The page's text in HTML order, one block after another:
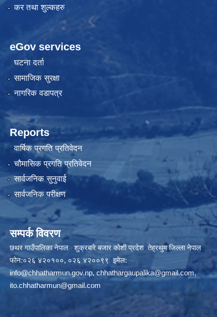
कर तथा शुल्कहरु
eGov services
घटना दर्ता
सामाजिक सुरक्षा
नागरिक वडापत्र
Reports
वार्षिक प्रगति प्रतिवेदन
चौमासिक प्रगति प्रतिवेदन
सार्वजनिक सुनुवाई
सार्वजनिक परीक्षण
सम्पर्क विवरण
छथर गाउँपालिका नेपाल शुक्रबारे बजार कोशी प्रदेश तेह्रथुम जिल्ला नेपाल
फोन:०२६ ४२०१००, ०२६ ४२००९९ इमेल:
info@chhatharmun.gov.np, chhathargaupalika@gmail.com,
ito.chhatharmun@gmail.com